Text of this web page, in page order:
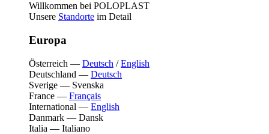
Willkommen bei POLOPLAST
Unsere Standorte im Detail
Europa
Österreich — Deutsch /English
Deutschland — Deutsch
Sverige — Svenska
France — Français
International — English
Danmark — Dansk
Italia — Italiano